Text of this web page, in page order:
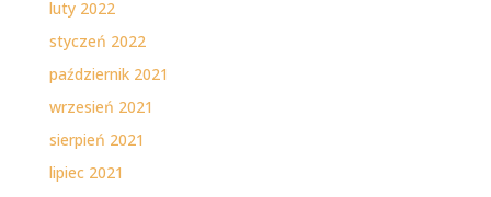
luty 2022
styczeń 2022
październik 2021
wrzesień 2021
sierpień 2021
lipiec 2021